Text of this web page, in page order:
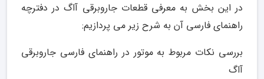
در این بخش به معرفی قطعات جاروبرقی آاگ در دفترچه
راهنمای فارسی آن به شرح زیر می پردازیم:
بررسی نکات مربوط به موتور در راهنمای فارسی جاروبرقی
آاگ